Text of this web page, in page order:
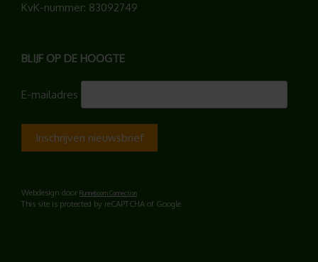
KvK-nummer: 83092749
BLIJF OP DE HOOGTE
E-mailadres
Webdesign door Runneboom Connection
This site is protected by reCAPTCHA of Google